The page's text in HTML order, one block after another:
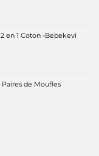
en 1 Coton -Bebekevi
de Moufles